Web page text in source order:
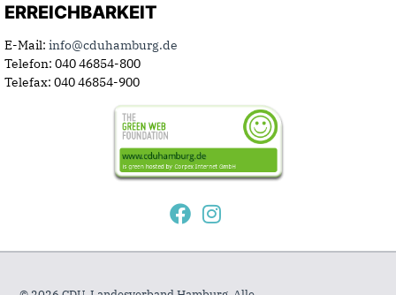
ERREICHBARKEIT
E-Mail: info@cduhamburg.de
Telefon: 040 46854-800
Telefax: 040 46854-900